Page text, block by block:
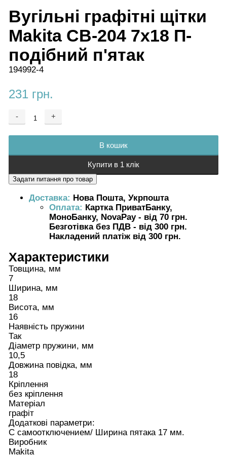
Вугільні графітні щітки
Makita CB-204 7х18 П-
подібний п'ятак
194992-4
231 грн.
- +
В кошик
Купити в 1 клік
Доставка: Нова Пошта, Укрпошта
Оплата: Картка ПриватБанку,
МоноБанку, NovaPay - від 70 грн.
Безготівка без ПДВ - від 300 грн.
Накладений платіж від 300 грн.
Характеристики
Товщина, мм
7
Ширина, мм
18
Висота, мм
16
Наявність пружини
Так
Діаметр пружини, мм
10,5
Довжина повідка, мм
18
Кріплення
без кріплення
Матеріал
графіт
Додаткові параметри:
С самоотключением/ Ширина пятака 17 мм.
Виробник
Makita